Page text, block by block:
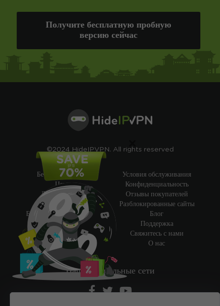
Получите бесплатную пробную
версию сейчас
©2024 HideIPVPN. All rights reserved
Бесплатный VPN
Цены
Дешевый VPN
Пробный VPN
Бесплатный Smart DNS
Возможности
Мой IP-адрес
Академия VPN
Условия обслуживания
Конфиденциальность
Отзывы покупателей
Разблокированные сайты
Блог
Поддержка
Свяжитесь с нами
О нас
Наши социальные сети
×